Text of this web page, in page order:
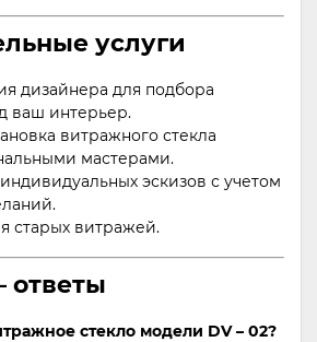
услуги
дизайнера для подбора
ваш интерьер.
витражного стекла
мастерами.
эскизов с учетом
старых витражей.
ответы
стекло модели DV – 02?